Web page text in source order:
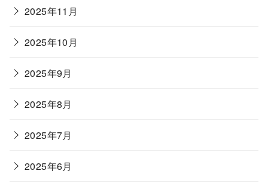
2025年11月
2025年10月
2025年9月
2025年8月
2025年7月
2025年6月